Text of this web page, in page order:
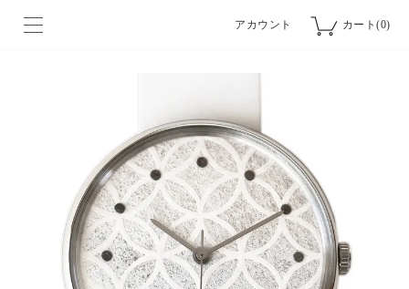
アカウント カート(0)